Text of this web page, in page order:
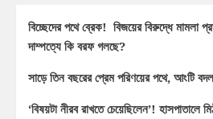
বিচ্ছেদের পথে ব্রেক! বিজয়ের বিরুদ্ধে মামলা
দাম্পত্যে কি বরফ গলছে?
সাড়ে তিন বছরের প্রেম পরিণয়ের পথে, আংটি
‘বিষয়টা নীরব রাখতে চেয়েছিলেন’! হাসপাতালে